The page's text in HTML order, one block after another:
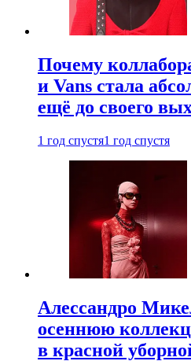
Почему
и Vans стала
ещё до своего
1 год спустя1 год спустя
Алессандро
осеннюю
в красной